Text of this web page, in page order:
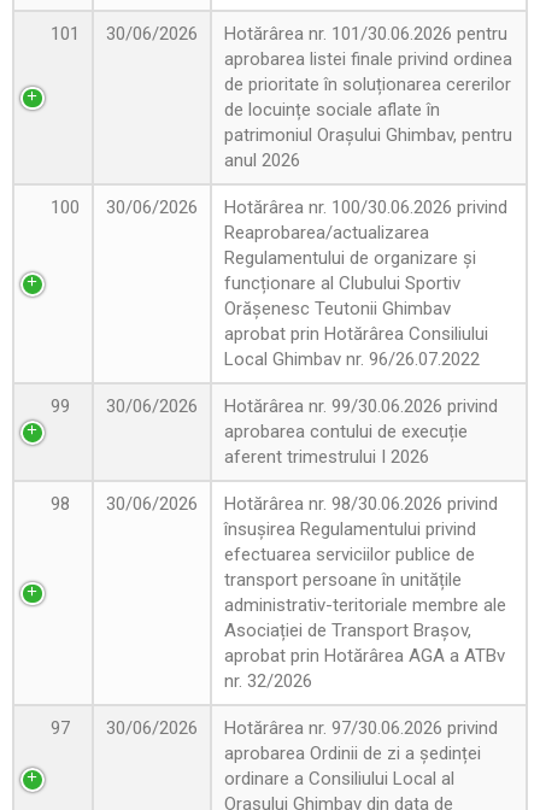
101 30/06/2026
Hotărârea nr. 101/30.06.2026 pentru
aprobarea listei finale privind ordinea
de prioritate în soluționarea cererilor
de locuințe sociale aflate în
patrimoniul Orașului Ghimbav, pentru
anul 2026
100 30/06/2026
Hotărârea nr. 100/30.06.2026 privind
Reaprobarea/actualizarea
Regulamentului de organizare și
funcționare al Clubului Sportiv
Orășenesc Teutonii Ghimbav
aprobat prin Hotărârea Consiliului
Local Ghimbav nr. 96/26.07.2022
99 30/06/2026
Hotărârea nr. 99/30.06.2026 privind
aprobarea contului de execuție
aferent trimestrului I 2026
98 30/06/2026
Hotărârea nr. 98/30.06.2026 privind
însușirea Regulamentului privind
efectuarea serviciilor publice de
transport persoane în unitățile
administrativ-teritoriale membre ale
Asociației de Transport Brașov,
aprobat prin Hotărârea AGA a ATBv
nr. 32/2026
97 30/06/2026
Hotărârea nr. 97/30.06.2026 privind
aprobarea Ordinii de zi a ședinței
ordinare a Consiliului Local al
Orașului Ghimbav din data de